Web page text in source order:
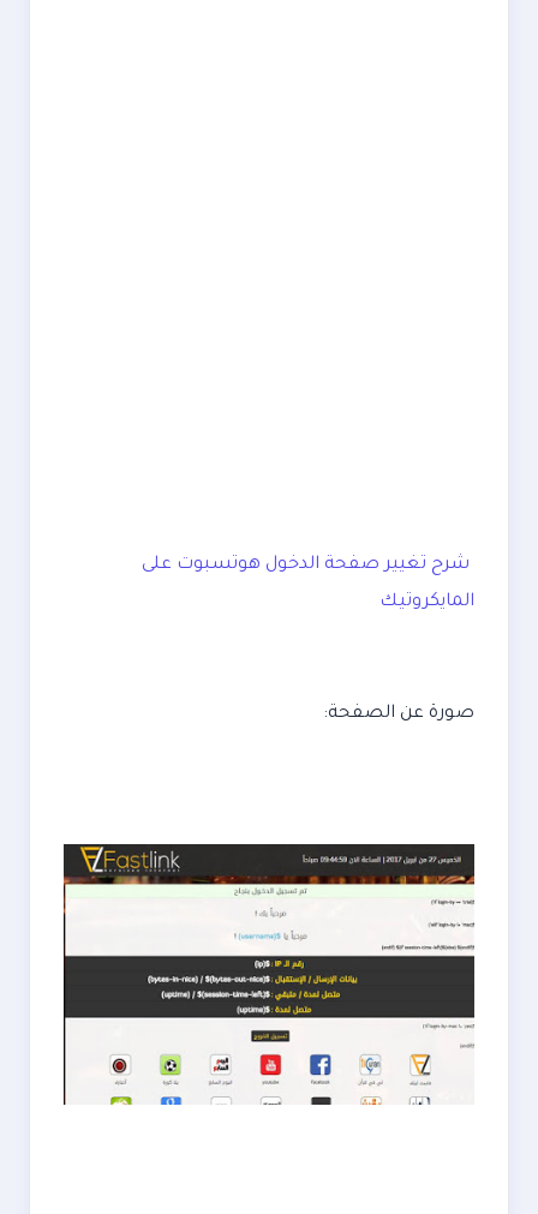
شرح تغيير صفحة الدخول هوتسبوت على
المايكروتيك
صورة عن الصفحة: